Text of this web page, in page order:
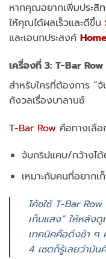
หากคุณอยากเพิ่มประสิ
ให้คุณได้ผลเร็วและดีขึ้น
และเอนกประสงค์
เครื่องที่ 3: T-Bar
สำหรับใครที่ต้องการ “
กังวลเรื่องบาลานซ์
T-Bar Row คือทางเลื
จับกริปแคบ/กว้างไ
เหมาะกับคนที่อยาก
โค้ชใช้ T-Bar
เก็บแสง” ให้หลังดู
เทคนิคคือดึงช้า
4 เซตก็รู้เลยว่ามั